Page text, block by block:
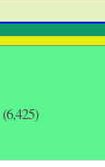
(6,425)